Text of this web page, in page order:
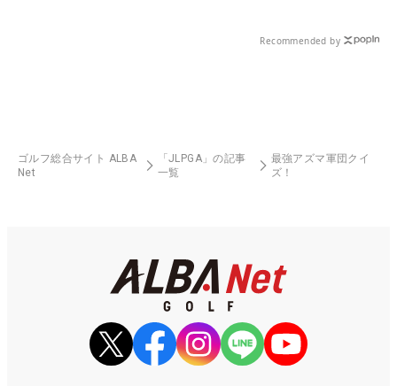
Recommended by
ゴルフ総合サイト ALBA
Net
「JLPGA」の記事
一覧
最強アズマ軍団クイ
ズ！